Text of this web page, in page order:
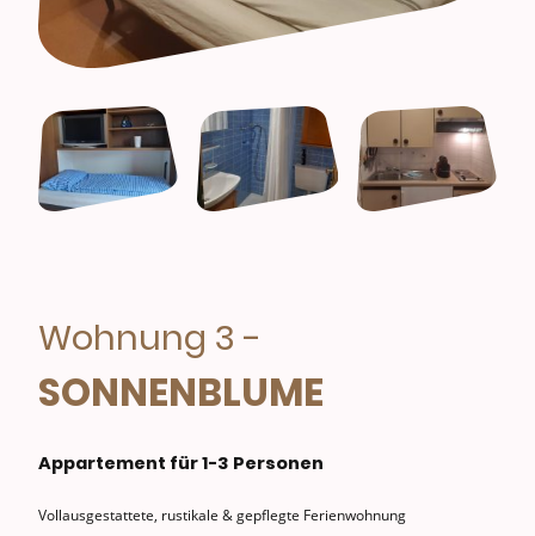
Wohnung 3 -
SONNENBLUME
Appartement für 1-3 Personen
Vollausgestattete, rustikale & gepflegte Ferienwohnung